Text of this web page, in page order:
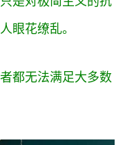
眼花缭乱。
都无法满足大多数